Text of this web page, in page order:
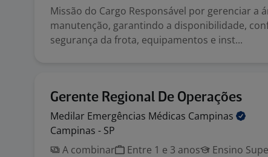
Missão do Cargo Responsável por gerenciar a
manutenção, garantindo a disponibilidade,
segurança da frota, equipamentos e inst...
Gerente Regional De Operações
Medilar Emergências Médicas Campinas
Campinas - SP
A combinar
Entre 1 e 3 anos Ensino